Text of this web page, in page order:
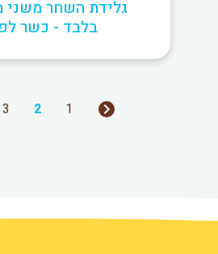
גלידת השחר משני
בלבד - כשר
1
2
3